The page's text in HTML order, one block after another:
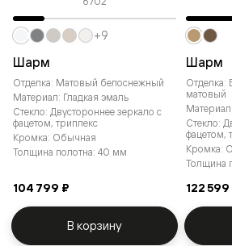
Шарм
Отделка: Матовый белоснежный
Материал: Гладкая эмаль
Стекло: Двустороннее зеркало с
фацетом, триплекс
Кромка: Обычная
Толщина полотна: 40 мм
104 799 ₽
+9
В корзину
Шарм
Отделка:
матовый
Стекло:
фацетом,
Кромка:
Толщина
122 599